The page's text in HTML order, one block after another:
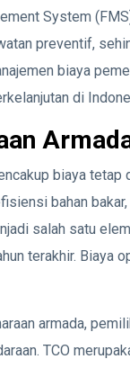
System
preventif,
biaya
di
biaya
bahan
salah satu
terakhir. Biaya
armada,
TCO